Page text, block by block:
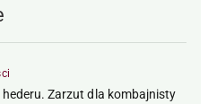
hederu. Zarzut dla kombajnisty